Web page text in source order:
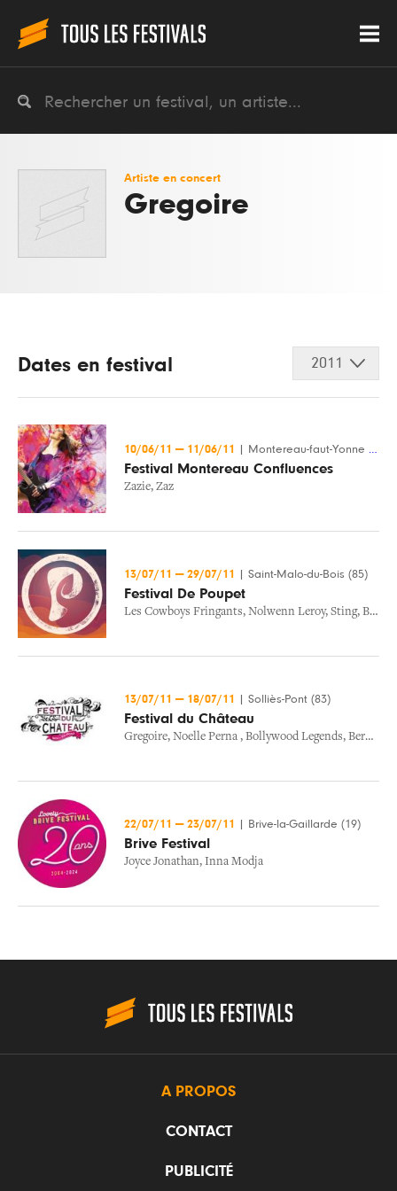
Artiste en concert
Gregoire
Dates en festival 2011
10/06/11 — 11/06/11 Montereau-faut-Yonne (77)
Festival Montereau Confluences
Zazie, Zaz
13/07/11 — 29/07/11 Saint-Malo-du-Bois (85)
Festival De Poupet
Les Cowboys Fringants, Nolwenn Leroy, Sting, Ben Harper & The Innocent Criminals
13/07/11 — 18/07/11 Solliès-Pont (83)
Festival du Château
Gregoire, Noelle Perna , Bollywood Legends, Bernard Lavilliers
22/07/11 — 23/07/11 Brive-la-Gaillarde (19)
Brive Festival
Joyce Jonathan, Inna Modja
A PROPOS
CONTACT
PUBLICITÉ